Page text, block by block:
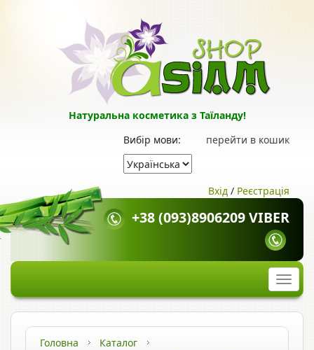
Натуральна косметика з Таїланду!
перейти в кошик
Вибір мови:
Вхід / Реєстрація
+38 (093)8906209 VIBER
Головна
Каталог